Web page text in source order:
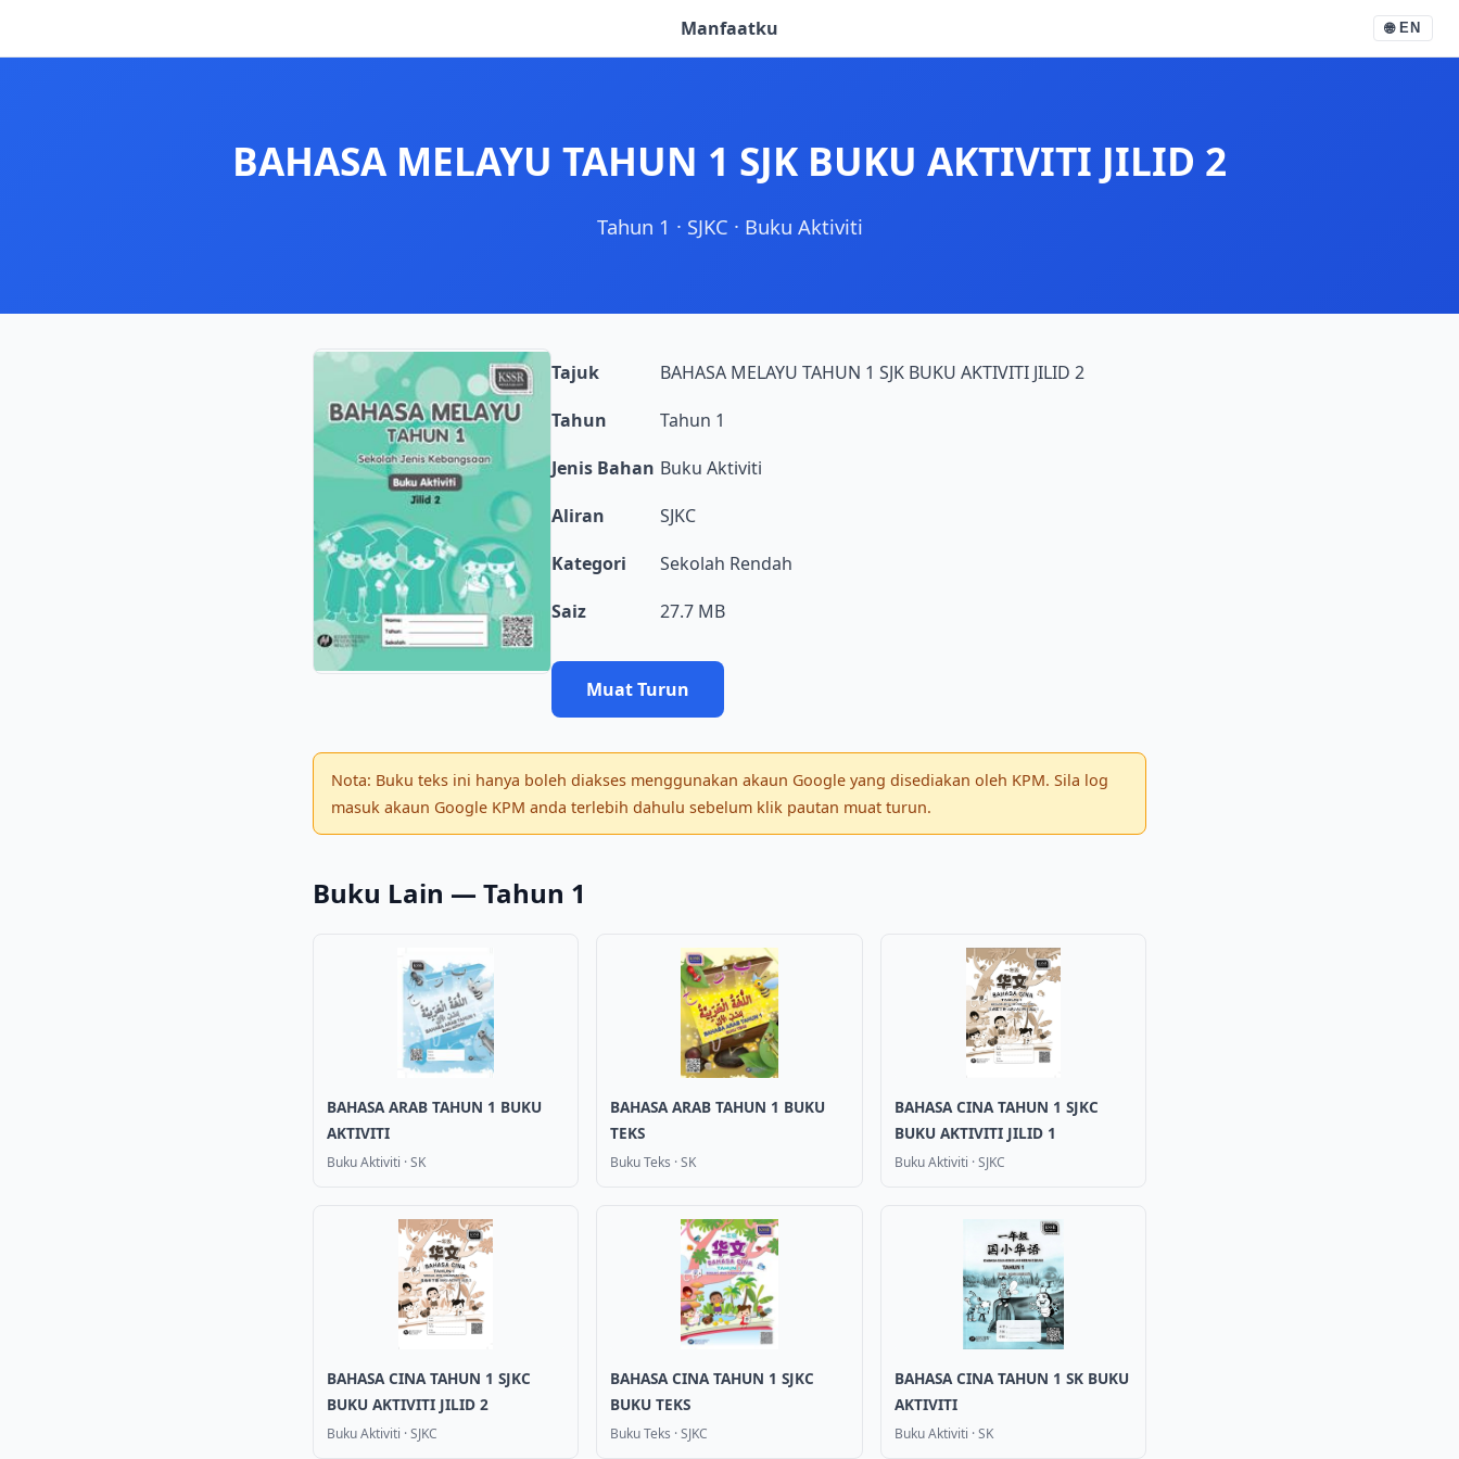
Manfaatku 🌐 EN
BAHASA MELAYU TAHUN 1 SJK BUKU AKTIVITI JILID 2
Tahun 1 · SJKC · Buku Aktiviti
Tajuk
BAHASA MELAYU TAHUN 1 SJK BUKU AKTIVITI JILID 2
Tahun
Tahun 1
Jenis Bahan Buku Aktiviti
Aliran
SJKC
Kategori
Sekolah Rendah
Saiz
27.7 MB
Muat Turun
Nota: Buku teks ini hanya boleh diakses menggunakan akaun Google yang disediakan oleh KPM. Sila log
masuk akaun Google KPM anda terlebih dahulu sebelum klik pautan muat turun.
Buku Lain — Tahun 1
BAHASA ARAB TAHUN 1 BUKU
AKTIVITI
Buku Aktiviti ·SK
BAHASA ARAB TAHUN 1 BUKU
TEKS
Buku Teks ·SK
BAHASA CINA TAHUN 1 SJKC
BUKU AKTIVITI JILID 1
Buku Aktiviti ·SJKC
BAHASA CINA TAHUN 1 SJKC
BUKU AKTIVITI JILID 2
Buku Aktiviti ·SJKC
BAHASA CINA TAHUN 1 SJKC
BUKU TEKS
Buku Teks ·SJKC
BAHASA CINA TAHUN 1 SK BUKU
AKTIVITI
Buku Aktiviti ·SK